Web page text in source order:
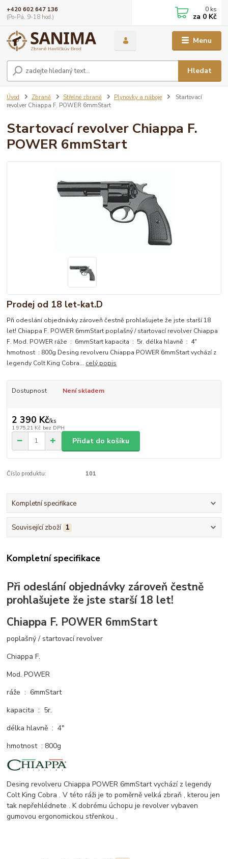
Menu
Hledat
+420 602 647 136
(Po-Pá, 9-18 hod.)
0 ks
za 0 Kč
Úvod Zbraně Střelné zbraně Plynovky a náboje
Startovací
revolver Chiappa F. POWER 6mmStart
Startovací revolver Chiappa F.
POWER 6mmStart
Prodej od 18 let-kat.D
Při odeslání objednávky zároveň čestně prohlašujete že jste starší 18
let! Chiappa F. POWER 6mmStart poplašný / startovací revolver Chiappa
F. Mod. POWER ráže : 6mmStart kapacita : 5r. délka hlavně : 4"
hmotnost : 800g Desing revolveru Chiappa POWER 6mmStart vychází z
legendy Colt King Cobra... celý popis
Dostupnost Není skladem
2 390 Kč/ks
1 975,21 Kč bez DPH
Přidat do košíku
Číslo produktu: 101
Kompletní specifikace
Související zboží 1
Kompletní specifikace
Při odeslání objednávky zároveň čestně
prohlašujete že jste starší 18 let!
Chiappa F. POWER 6mmStart
poplašný / startovací revolver
Chiappa F.
Mod. POWER
ráže : 6mmStart
kapacita : 5r.
délka hlavně : 4"
hmotnost : 800g
Desing revolveru Chiappa POWER 6mmStart vychází z legendy
Colt King Cobra . V této ráži je to poměrně velká zbraň , kterou jen
tak nepřehlédnete . K dobrému úchopu je revolver vybaven
gumovou ergonomickou střenkou .